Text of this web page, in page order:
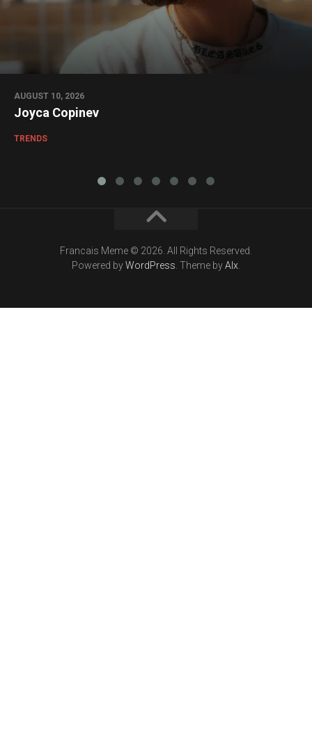
AUGUST 10, 2026
Joyca Copinev
TRENDS
Francais Meme © 2026. All Rights Reserved.
Powered byWordPress . Theme byAlx